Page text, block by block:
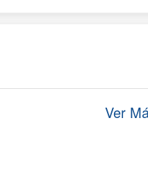
Ver